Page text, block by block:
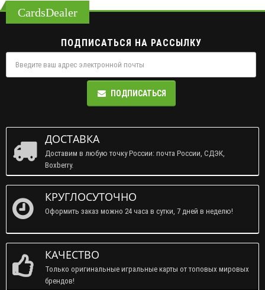
CardsDealer
ПОДПИСАТЬСЯ НА РАССЫЛКУ
ПОДПИСАТЬСЯ
ДОСТАВКА
Доставим в любую точку России: почта России, СДЭК,
Boxberry.
КРУГЛОСУТОЧНО
Оформить заказ можно 24 часа в сутки, 7 дней в неделю!
КАЧЕСТВО
Только оригинальные игральные карты от топовых мировых
брендов!